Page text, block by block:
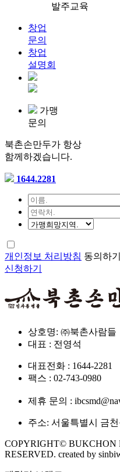
발주교육
창업
문의
창업
설명회
가맹
문의
북촌손만두가 항상
함께하겠습니다.
1644.2281
개인정보 처리방침 동의하기
신청하기
상호명: ㈜북촌사람들
대표 : 전영석
대표전화 : 1644-2281
팩스 : 02-743-0980
제휴 문의 :
주소: 서울특별시 금
COPYRIGHT© BUKCHON
RESERVED. created by